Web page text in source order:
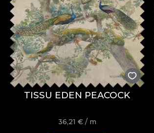
TISSU EDEN PEACOCK
36,21 € / m